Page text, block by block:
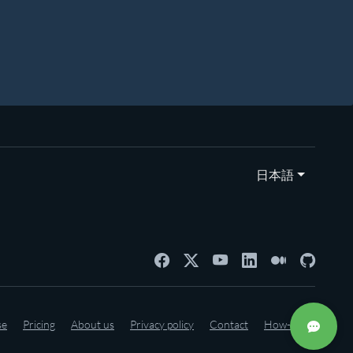
日本語
Pricing About us Privacy policy Contact How-to's